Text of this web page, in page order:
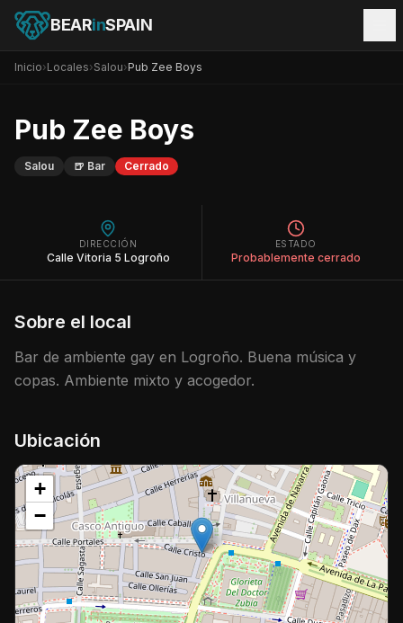
BEARinSPAIN
Inicio›Locales›Salou›Pub Zee Boys
Pub Zee Boys
Salou 🍺 Bar Cerrado
DIRECCIÓN
Calle Vitoria 5 Logroño
ESTADO
Probablemente cerrado
Sobre el local
Bar de ambiente gay en Logroño. Buena música y
copas. Ambiente mixto y acogedor.
Ubicación
+
−